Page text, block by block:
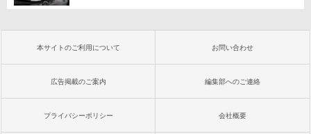
本サイトのご利用について お問い合わせ
広告掲載のご案内 編集部へのご連絡
プライバシーポリシー 会社概要